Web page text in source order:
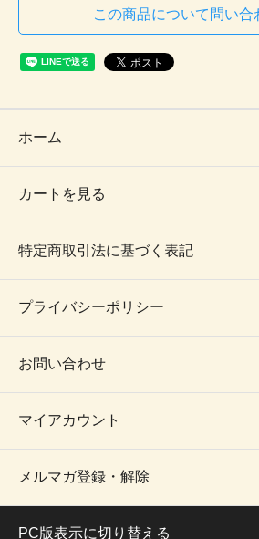
この商品について問い合
ホーム
カートを見る
特定商取引法に基づく表記
プライバシーポリシー
お問い合わせ
マイアカウント
メルマガ登録・解除
PC版表示に切り替える